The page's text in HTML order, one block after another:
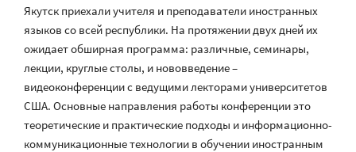
Якутск приехали учителя и преподаватели иностранных
языков со всей республики. На протяжении двух дней их
ожидает обширная программа: различные, семинары,
лекции, круглые столы, и нововведение –
видеоконференции с ведущими лекторами университетов
США. Основные направления работы конференции это
теоретические и практические подходы и информационно-
коммуникационные технологии в обучении иностранным